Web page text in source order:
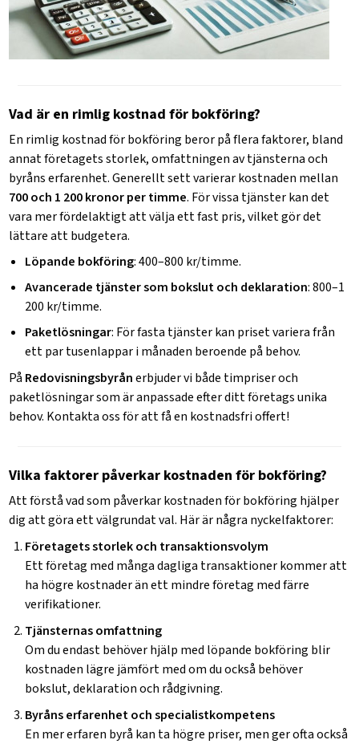
Vad är en rimlig kostnad för bokföring?
En rimlig kostnad för bokföring beror på flera faktorer, bland
annat företagets storlek, omfattningen av tjänsterna och
byråns erfarenhet. Generellt sett varierar kostnaden mellan
700 och 1 200 kronor per timme. För vissa tjänster kan det
vara mer fördelaktigt att välja ett fast pris, vilket gör det
lättare att budgetera.
Löpande bokföring: 400–800 kr/timme.
Avancerade tjänster som bokslut och deklaration: 800–1
200 kr/timme.
Paketlösningar: För fasta tjänster kan priset variera från
ett par tusenlappar i månaden beroende på behov.
På Redovisningsbyrånerbjuder vi både timpriser och
paketlösningar som är anpassade efter ditt företags unika
behov. Kontakta oss för att få en kostnadsfri offert!
Vilka faktorer påverkar kostnaden för bokföring?
Att förstå vad som påverkar kostnaden för bokföring hjälper
dig att göra ett välgrundat val. Här är några nyckelfaktorer:
Företagets storlek och transaktionsvolym
Ett företag med många dagliga transaktioner kommer att
ha högre kostnader än ett mindre företag med färre
verifikationer.
Tjänsternas omfattning
Om du endast behöver hjälp med löpande bokföring blir
kostnaden lägre jämfört med om du också behöver
bokslut, deklaration och rådgivning.
Byråns erfarenhet och specialistkompetens
En mer erfaren byrå kan ta högre priser, men ger ofta också